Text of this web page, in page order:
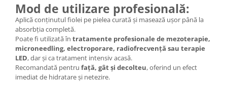
Mod de utilizare profesională:
Aplică conținutul fiolei pe pielea curată și masează ușor până la
absorbția completă.
Poate fi utilizată în tratamente profesionale de mezoterapie,
microneedling, electroporare, radiofrecvență sau terapie
LED, dar și ca tratament intensiv acasă.
Recomandată pentru față, gât și decolteu, oferind un efect
imediat de hidratare și netezire.